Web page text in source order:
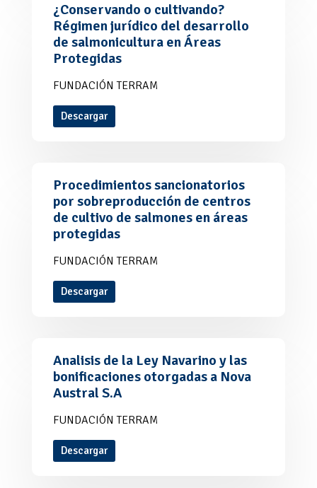
¿Conservando o cultivando?
Régimen jurídico del desarrollo
de salmonicultura en Áreas
Protegidas
FUNDACIÓN TERRAM
Descargar
Procedimientos sancionatorios
por sobreproducción de centros
de cultivo de salmones en áreas
protegidas
FUNDACIÓN TERRAM
Descargar
Analisis de la Ley Navarino y las
bonificaciones otorgadas a Nova
Austral S.A
FUNDACIÓN TERRAM
Descargar